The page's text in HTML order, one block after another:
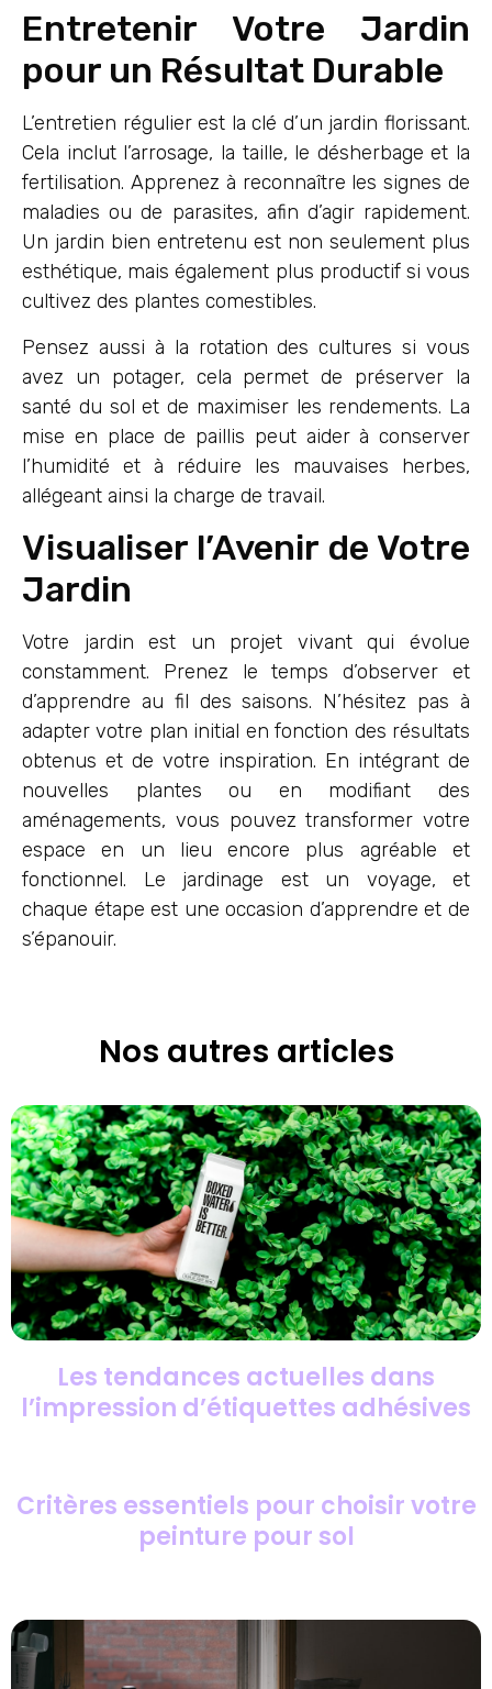
Entretenir Votre Jardin
pour un Résultat Durable
L’entretien régulier est la clé d’un jardin florissant.
Cela inclut l’arrosage, la taille, le désherbage et la
fertilisation. Apprenez à reconnaître les signes de
maladies ou de parasites, afin d’agir rapidement.
Un jardin bien entretenu est non seulement plus
esthétique, mais également plus productif si vous
cultivez des plantes comestibles.
Pensez aussi à la rotation des cultures si vous
avez un potager, cela permet de préserver la
santé du sol et de maximiser les rendements. La
mise en place de paillis peut aider à conserver
l’humidité et à réduire les mauvaises herbes,
allégeant ainsi la charge de travail.
Visualiser l’Avenir de Votre
Jardin
Votre jardin est un projet vivant qui évolue
constamment. Prenez le temps d’observer et
d’apprendre au fil des saisons. N’hésitez pas à
adapter votre plan initial en fonction des résultats
obtenus et de votre inspiration. En intégrant de
nouvelles plantes ou en modifiant des
aménagements, vous pouvez transformer votre
espace en un lieu encore plus agréable et
fonctionnel. Le jardinage est un voyage, et
chaque étape est une occasion d’apprendre et de
s’épanouir.
Nos autres articles
Les tendances actuelles dans
l’impression d’étiquettes adhésives
Critères essentiels pour choisir votre
peinture pour sol